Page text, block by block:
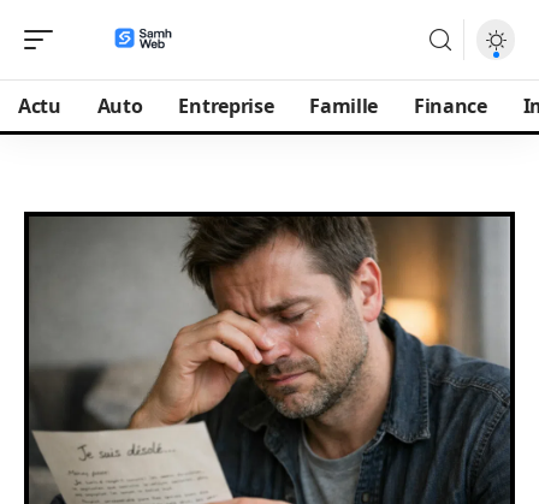
Actu Auto Entreprise Famille Finance